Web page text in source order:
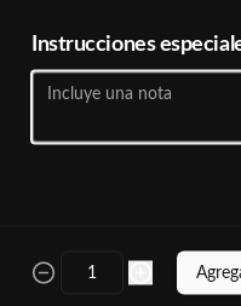
Instrucciones